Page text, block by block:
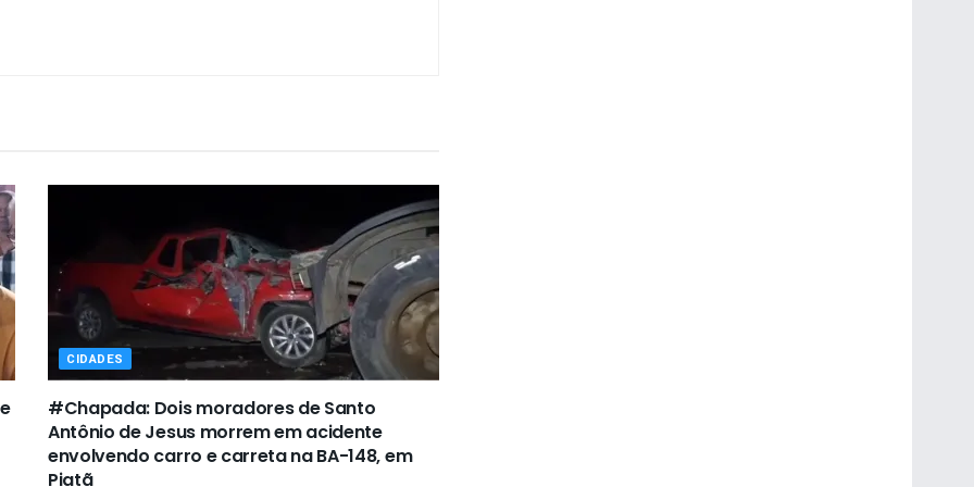
CIDADES
#Chapada: Dois moradores de Santo
Antônio de Jesus morrem em acidente
envolvendo carro e carreta na BA-148, em
Piatã